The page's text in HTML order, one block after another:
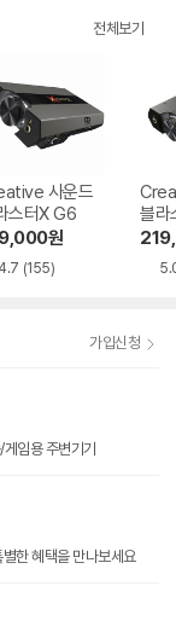
전체보기
사운드
스터X G6
원
4.7 (155)
블라
B-C
가입신청
임용 주변기기
한 혜택을 만나보세요